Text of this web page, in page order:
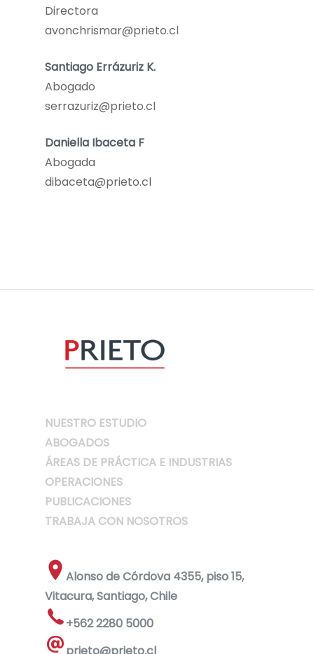
Directora
avonchrismar@prieto.cl
Santiago Errázuriz K.
Abogado
serrazuriz@prieto.cl
Daniella Ibaceta F
Abogada
dibaceta@prieto.cl
NUESTRO ESTUDIO
ABOGADOS
ÁREAS DE PRÁCTICA E INDUSTRIAS
OPERACIONES
PUBLICACIONES
TRABAJA CON NOSOTROS
Alonso de Córdova 4355, piso 15,
Vitacura, Santiago, Chile
+562 2280 5000